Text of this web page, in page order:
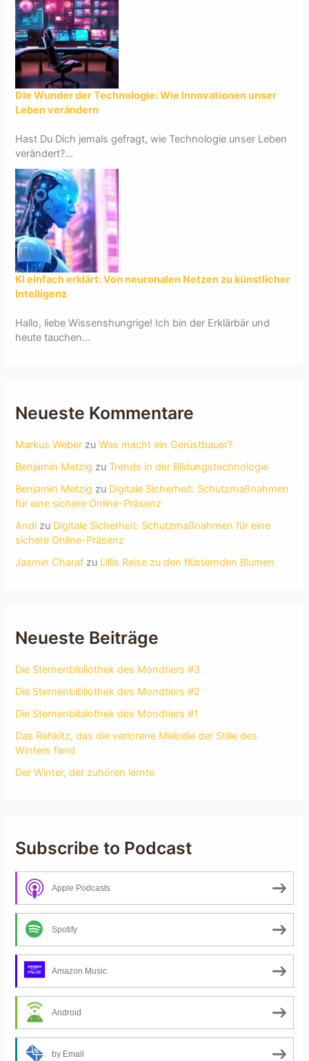
Die Wunder der Technologie: Wie Innovationen unser
Leben verändern
Hast Du Dich jemals gefragt, wie Technologie unser Leben
verändert?...
KI einfach erklärt: Von neuronalen Netzen zu künstlicher
Intelligenz
Hallo, liebe Wissenshungrige! Ich bin der Erklärbär und
heute tauchen...
Neueste Kommentare
Markus Weber zuWas macht ein Gerüstbauer?
Benjamin Metzig zuTrends in der Bildungstechnologie
Benjamin Metzig zu Digitale Sicherheit: Schutzmaßnahmen
für eine sichere Online-Präsenz
Andi zu Digitale Sicherheit: Schutzmaßnahmen für eine
sichere Online-Präsenz
Jasmin Charaf zu Lillis Reise zu den flüsternden Blumen
Neueste Beiträge
Die Sternenbibliothek des Mondtiers #3
Die Sternenbibliothek des Mondtiers #2
Die Sternenbibliothek des Mondtiers #1
Das Rehkitz, das die verlorene Melodie der Stille des
Winters fand
Der Winter, der zuhören lernte
Subscribe to Podcast
Apple Podcasts
Spotify
Amazon Music
Android
by Email